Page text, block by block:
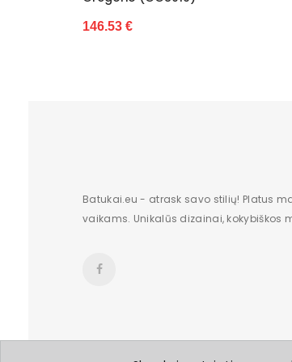
76.47 €
Batukai.eu - atrask savo stilių! Platus
vaikams. Unikalūs dizainai, kokybiškos